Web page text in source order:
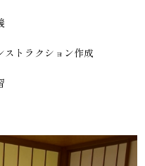
ストラクション作成